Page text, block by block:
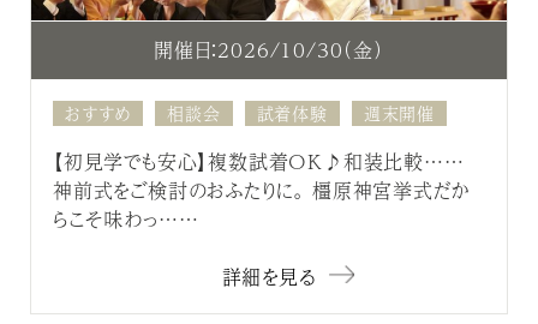
開催日：2026/10/30（金）
おすすめ 相談会 試着体験 週末開催
【初見学でも安心】複数試着OK♪和装比較……
神前式をご検討のおふたりに。 橿原神宮挙式だか
らこそ味わっ……
詳細を見る